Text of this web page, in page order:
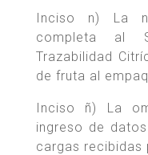
Inciso n) La
completa al
Trazabilidad
de fruta al
Inciso ñ) La
ingreso de
cargas recibidas